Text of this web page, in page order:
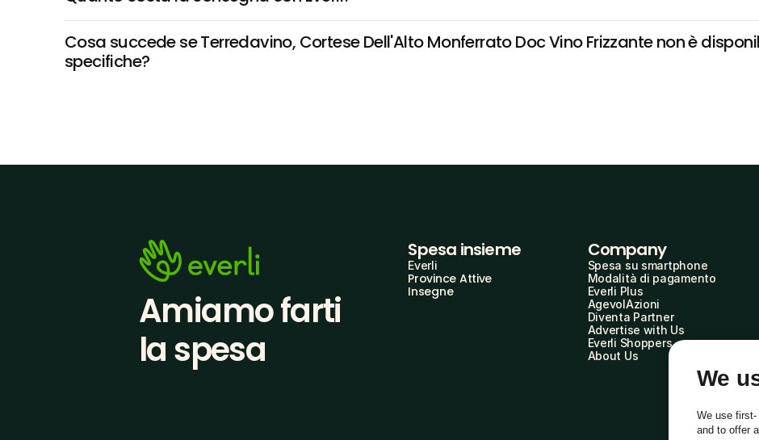
Cosa succede se Terredavino, Cortese Dell'Alto Monferrato Doc Vino Frizzante non è
specifiche?
Amiamo farti
la spesa
Spesa insieme
Everli
Province Attive
Insegne
Company
Spesa su smartphone
Modalità di pagamento
Everli Plus
AgevolAzioni
Diventa Partner
Advertise with Us
Everli Shoppers
About Us
We
We use
and to offer